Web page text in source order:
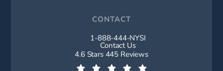
CONTACT
Call New York Spine Institute on
1-888-444-NYSI
Contact Us
New York Spine Institute reviews:
4.6 Stars 445 Reviews